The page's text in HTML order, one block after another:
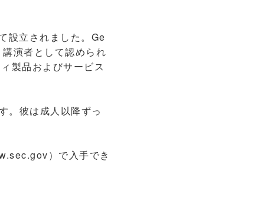
立されました。Ge
演者として認められ
製品およびサービス
彼は成人以降ずっ
）で入手でき